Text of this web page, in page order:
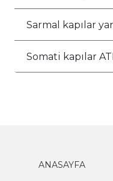
Sarmal kapılar
Somati kapılar
ANASAYFA